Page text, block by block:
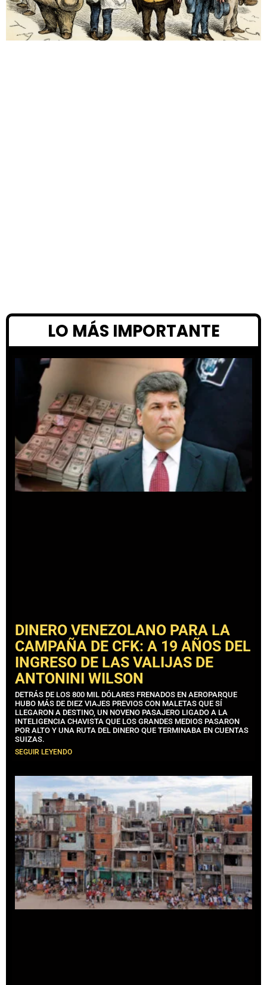
LO MÁS IMPORTANTE
DINERO VENEZOLANO PARA LA
CAMPAÑA DE CFK: A 19 AÑOS DEL
INGRESO DE LAS VALIJAS DE
ANTONINI WILSON
DETRÁS DE LOS 800 MIL DÓLARES FRENADOS EN AEROPARQUE
HUBO MÁS DE DIEZ VIAJES PREVIOS CON MALETAS QUE SÍ
LLEGARON A DESTINO, UN NOVENO PASAJERO LIGADO A LA
INTELIGENCIA CHAVISTA QUE LOS GRANDES MEDIOS PASARON
POR ALTO Y UNA RUTA DEL DINERO QUE TERMINABA EN CUENTAS
SUIZAS.
SEGUIR LEYENDO